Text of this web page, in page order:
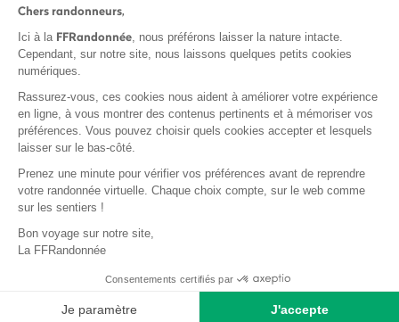
Protection des données
Politique de confidentialité
Base documentaire
Chers randonneurs,
Ici à la FFRandonnée, nous préférons laisser la nature intacte.
Cependant, sur notre site, nous laissons quelques petits cookies
numériques.
Rassurez-vous, ces cookies nous aident à améliorer votre expérience
en ligne, à vous montrer des contenus pertinents et à mémoriser vos
préférences. Vous pouvez choisir quels cookies accepter et lesquels
laisser sur le bas-côté.
Prenez une minute pour vérifier vos préférences avant de reprendre
votre randonnée virtuelle. Chaque choix compte, sur le web comme
sur les sentiers !
Bon voyage sur notre site,
La FFRandonnée
Consentements certifiés par
Je paramètre J'accepte